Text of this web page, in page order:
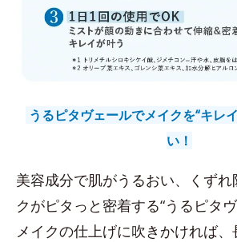
うるピタヴェールでメイクを“キレ
い！
美容成分で肌がうるおい、くずれ
クがピタっと密着する“うるピタヴ
メイクの仕上げに吹きかければ、